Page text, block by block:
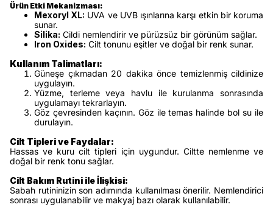
Ürün Etki Mekanizması:
Mexoryl XL: UVA ve UVB ışınlarına karşı etkin bir koruma
sunar.
Silika: Cildi nemlendirir ve pürüzsüz bir görünüm sağlar.
Iron Oxides: Cilt tonunu eşitler ve doğal bir renk sunar.
Kullanım Talimatları:
Güneşe çıkmadan 20 dakika önce temizlenmiş cildinize
uygulayın.
Yüzme, terleme veya havlu ile kurulanma sonrasında
uygulamayı tekrarlayın.
Göz çevresinden kaçının. Göz ile temas halinde bol su ile
durulayın.
Cilt Tipleri ve Faydalar:
Hassas ve kuru cilt tipleri için uygundur. Ciltte nemlenme ve
doğal bir renk tonu sağlar.
Cilt Bakım Rutini ile İlişkisi:
Sabah rutininizin son adımında kullanılması önerilir. Nemlendirici
sonrası uygulanabilir ve makyaj bazı olarak kullanılabilir.